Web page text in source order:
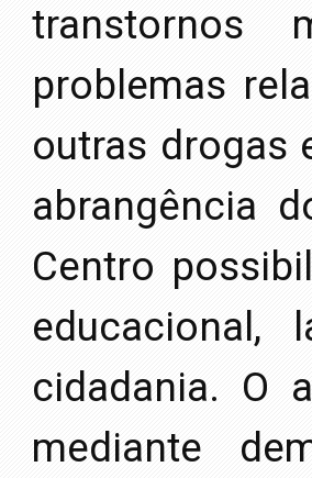
transtornos
problemas
outras drogas
abrangência
Centro
educacional,
cidadania. O
mediante